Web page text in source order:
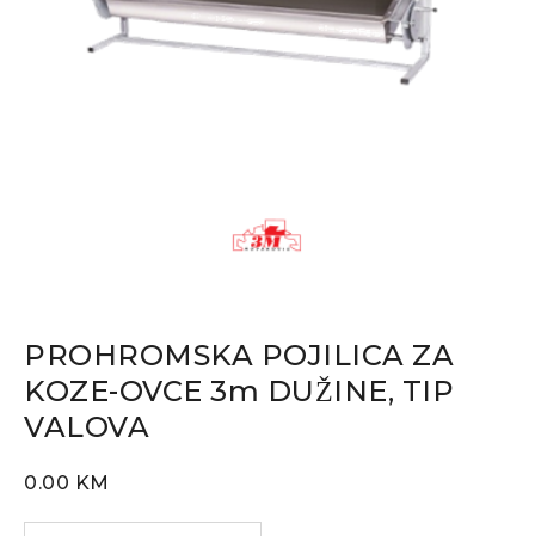
PROHROMSKA POJILICA ZA
KOZE-OVCE 3m DUŽINE, TIP
VALOVA
0.00 KM